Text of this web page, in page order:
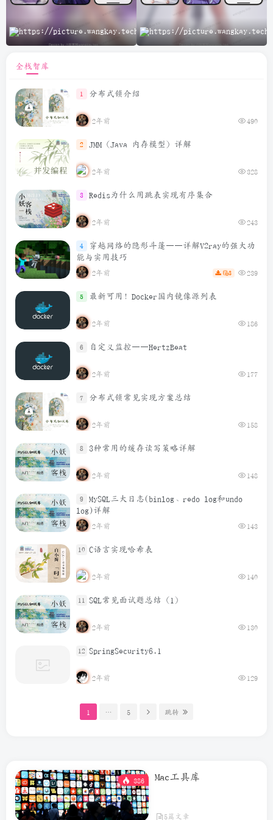
AI
全栈智库
1 分布式锁介绍
2年前 490
2 JMM（Java 内存模型）详解
2年前 328
3 Redis为什么用跳表实现有序集合
2年前 243
4
穿越网络的隐形斗篷——详解V2ray的强大功
能与实用技巧
2年前 3 239
5 最新可用！Docker国内镜像源列表
2年前 186
6 自定义监控——HertzBeat
2年前 177
7 分布式锁常见实现方案总结
2年前 158
8 3种常用的缓存读写策略详解
2年前 148
9
MySQL三大日志(binlog、redo log和undo
log)详解
2年前 143
10 C语言实现哈希表
2年前 140
11 SQL常见面试题总结（1）
2年前 130
12 SpringSecurity6.1
2年前 129
1 … 5 跳转
386 Mac工具库
5篇文章